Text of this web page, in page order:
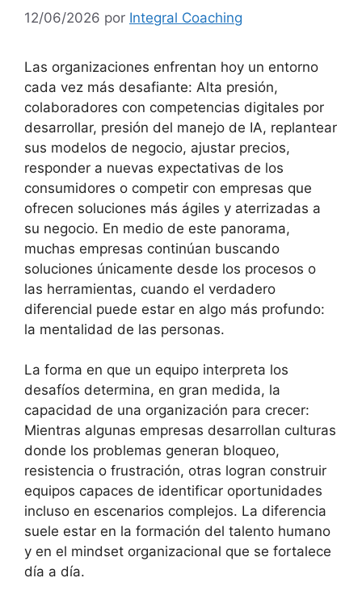
12/06/2026 por Integral Coaching
Las organizaciones enfrentan hoy un entorno
cada vez más desafiante: Alta presión,
colaboradores con competencias digitales por
desarrollar, presión del manejo de IA, replantear
sus modelos de negocio, ajustar precios,
responder a nuevas expectativas de los
consumidores o competir con empresas que
ofrecen soluciones más ágiles y aterrizadas a
su negocio. En medio de este panorama,
muchas empresas continúan buscando
soluciones únicamente desde los procesos o
las herramientas, cuando el verdadero
diferencial puede estar en algo más profundo:
la mentalidad de las personas.
La forma en que un equipo interpreta los
desafíos determina, en gran medida, la
capacidad de una organización para crecer:
Mientras algunas empresas desarrollan culturas
donde los problemas generan bloqueo,
resistencia o frustración, otras logran construir
equipos capaces de identificar oportunidades
incluso en escenarios complejos. La diferencia
suele estar en la formación del talento humano
y en el mindset organizacional que se fortalece
día a día.